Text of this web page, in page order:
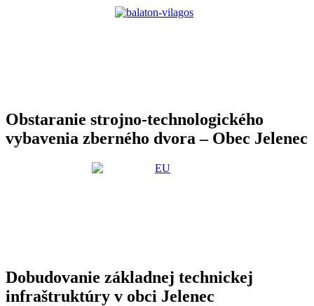
Obstaranie strojno-technologického
vybavenia zberného dvora – Obec Jelenec
Dobudovanie základnej technickej
infraštruktúry v obci Jelenec